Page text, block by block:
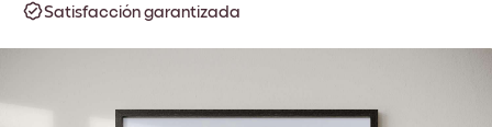
Satisfacción garantizada